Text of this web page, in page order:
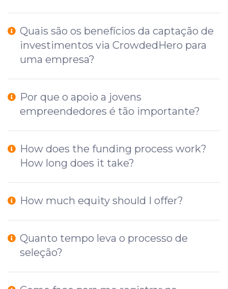
Quais são os benefícios da captação de
investimentos via CrowdedHero para
uma empresa?
Por que o apoio a jovens
empreendedores é tão importante?
How does the funding process work?
How long does it take?
How much equity should I offer?
Quanto tempo leva o processo de
seleção?